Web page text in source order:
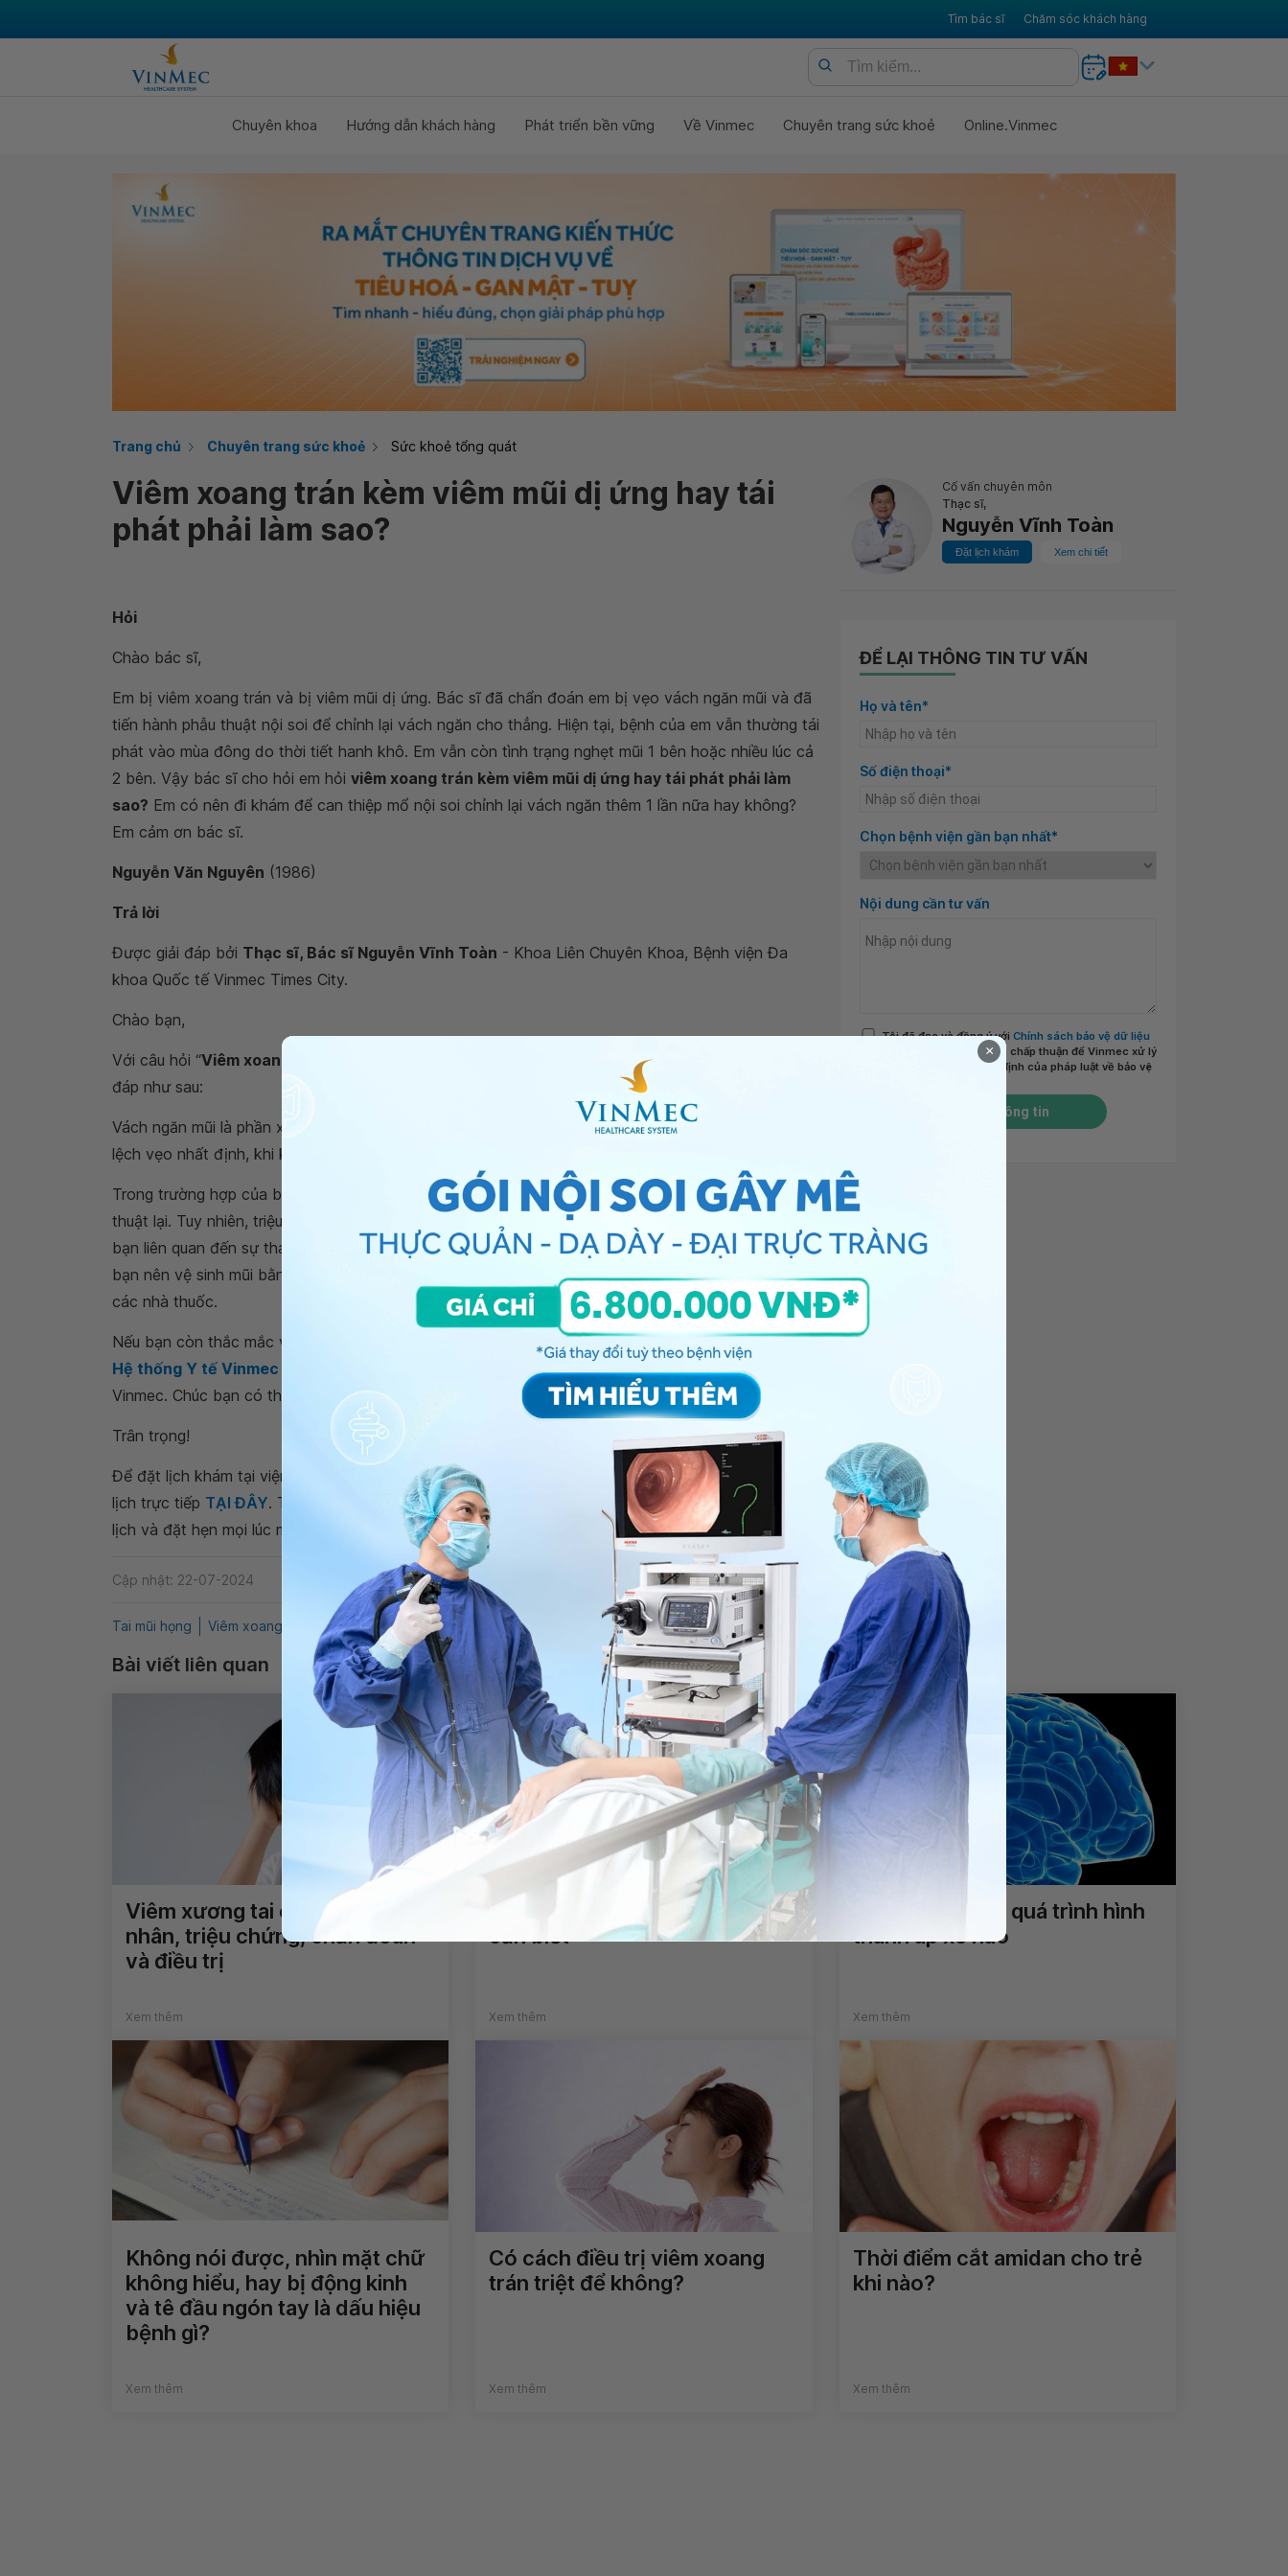
Tìm bác sĩ Chăm sóc khách hàng
Chuyên khoa Hướng dẫn khách hàng Phát triển bền vững Về Vinmec Chuyên trang sức khoẻ Online.Vinmec
Trang chủ Chuyên trang sức khoẻ Sức khoẻ tổng quát
Viêm xoang trán kèm viêm mũi dị ứng hay tái
phát phải làm sao?
Cố vấn chuyên môn
Thạc sĩ,
Nguyễn Vĩnh Toàn
Đặt lịch khám Xem chi tiết
Hỏi
Chào bác sĩ,
Em bị viêm xoang trán và bị viêm mũi dị ứng. Bác sĩ đã chẩn đoán em bị vẹo vách ngăn mũi và đã
tiến hành phẫu thuật nội soi để chỉnh lại vách ngăn cho thẳng. Hiện tại, bệnh của em vẫn thường tái
phát vào mùa đông do thời tiết hanh khô. Em vẫn còn tình trạng nghẹt mũi 1 bên hoặc nhiều lúc cả
2 bên. Vậy bác sĩ cho hỏi em hỏi viêm xoang trán kèm viêm mũi dị ứng hay tái phát phải làm
sao? Em có nên đi khám để can thiệp mổ nội soi chỉnh lại vách ngăn thêm 1 lần nữa hay không?
Em cảm ơn bác sĩ.
Nguyễn Văn Nguyên (1986)
Trả lời
Được giải đáp bởi Thạc sĩ, Bác sĩ Nguyễn Vĩnh Toàn - Khoa Liên Chuyên Khoa, Bệnh viện Đa
khoa Quốc tế Vinmec Times City.
Chào bạn,
Với câu hỏi “Viêm xoang trán kèm viêm mũi dị ứng hay tái phát phải làm sao?
đáp như sau:
Vách ngăn mũi là phần xương và sụn hợp nhất để chia hốc mũi hai bên. Thông thường luôn có sự
lệch vẹo nhất định, khi không gây ngạt tắc mũi,
Trong trường hợp của bạn đã được chỉnh sửa rất hiếm khi nó lệch vẹo nhiều đến mức cần phẫu
thuật lại. Tuy nhiên, triệu chứng của bạn thường xuất hiện khi mùa đông tới có nghĩa là bệnh của
bạn liên quan đến sự thay đổi nhiệt độ, độ ẩm, thường liên quan đến yếu tố viêm mũi vận mạch,
bạn nên vệ sinh mũi bằng nước muối hàng ngày, xịt vào mũi các loại gel chống khô mũi có bán tại
các nhà thuốc.
Nếu bạn còn thắc mắc về
, bạn có thể đến bệnh viện thuộc
Hệ thống Y tế Vinmec để kiểm tra và tư vấn thêm. Cảm ơn bạn đã tin tưởng và gửi câu hỏi đến
Vinmec. Chúc bạn có thật nhiều sức khỏe.
Trân trọng!
Để đặt lịch khám tại viện, Quý khách vui lòng bấm số , đặt muaGÓI DỊCH VỤhoặc đặt
lịch trực tiếp TẠI ĐÂY. Tải và đặt lịch khám tự động trên ứng dụng My Vinmec để quản lý, theo dõi
lịch và đặt hẹn mọi lúc mọi nơi ngay trên ứng dụng.
Cập nhật: 22-07-2024 Chia sẻ
Tai mũi họng Viêm xoang trán Viêm mũi vận mạch QnA Viêm mũi dị ứng
ĐỂ LẠI THÔNG TIN TƯ VẤN
Họ và tên*
Số điện thoại*
Chọn bệnh viện gần bạn nhất*
Nội dung cần tư vấn
Tôi đã đọc và đồng ý với Chính sách bảo vệ dữ liệu
cá nhân của Vinmecvà chấp thuận để Vinmec xử lý
DLCN của tôi theo quy định của pháp luật về bảo vệ
Gửi thông tin
Bài viết liên quan
Viêm xương tai chũm: Nguyên
nhân, triệu chứng, chẩn đoán
và điều trị
Xem thêm
Viêm xoang trán: Những điều
cần biết
Xem thêm
Các nguy cơ và quá trình hình
thành áp xe não
Xem thêm
Không nói được, nhìn mặt chữ
không hiểu, hay bị động kinh
và tê đầu ngón tay là dấu hiệu
bệnh gì?
Xem thêm
Có cách điều trị viêm xoang
trán triệt để không?
Xem thêm
Thời điểm cắt amidan cho trẻ
khi nào?
Xem thêm
×